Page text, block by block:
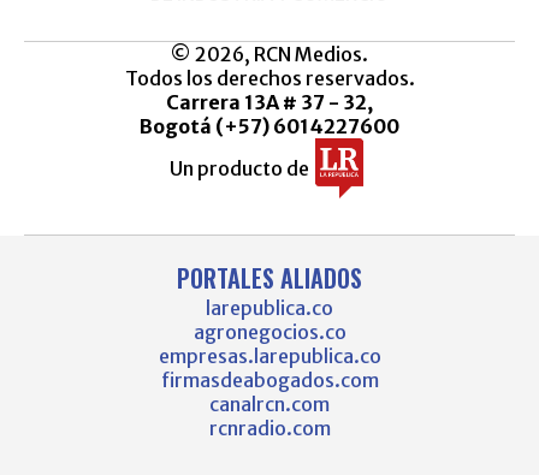
© 2026, RCN Medios.
Todos los derechos reservados.
Carrera 13A # 37 - 32,
Bogotá (+57) 6014227600
Un producto de
PORTALES ALIADOS
larepublica.co
agronegocios.co
empresas.larepublica.co
firmasdeabogados.com
canalrcn.com
rcnradio.com